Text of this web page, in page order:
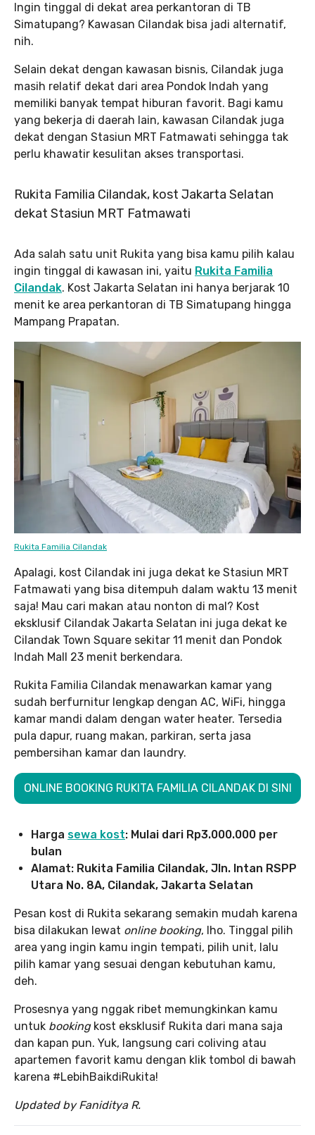
Ingin tinggal di dekat area perkantoran di TB
Simatupang? Kawasan Cilandak bisa jadi alternatif,
nih.
Selain dekat dengan kawasan bisnis, Cilandak juga
masih relatif dekat dari area Pondok Indah yang
memiliki banyak tempat hiburan favorit. Bagi kamu
yang bekerja di daerah lain, kawasan Cilandak juga
dekat dengan Stasiun MRT Fatmawati sehingga tak
perlu khawatir kesulitan akses transportasi.
Rukita Familia Cilandak, kost Jakarta Selatan
dekat Stasiun MRT Fatmawati
Ada salah satu unit Rukita yang bisa kamu pilih kalau
ingin tinggal di kawasan ini, yaitu Rukita Familia
Cilandak. Kost Jakarta Selatan ini hanya berjarak 10
menit ke area perkantoran di TB Simatupang hingga
Mampang Prapatan.
Rukita Familia Cilandak
Apalagi, kost Cilandak ini juga dekat ke Stasiun MRT
Fatmawati yang bisa ditempuh dalam waktu 13 menit
saja! Mau cari makan atau nonton di mal? Kost
eksklusif Cilandak Jakarta Selatan ini juga dekat ke
Cilandak Town Square sekitar 11 menit dan Pondok
Indah Mall 23 menit berkendara.
Rukita Familia Cilandak menawarkan kamar yang
sudah berfurnitur lengkap dengan AC, WiFi, hingga
kamar mandi dalam dengan water heater. Tersedia
pula dapur, ruang makan, parkiran, serta jasa
pembersihan kamar dan laundry.
ONLINE BOOKING RUKITA FAMILIA CILANDAK DI SINI
Harga sewa kost: Mulai dari Rp3.000.000 per
bulan
Alamat: Rukita Familia Cilandak, Jln. Intan RSPP
Utara No. 8A, Cilandak, Jakarta Selatan
Pesan kost di Rukita sekarang semakin mudah karena
bisa dilakukan lewat online booking, lho. Tinggal pilih
area yang ingin kamu ingin tempati, pilih unit, lalu
pilih kamar yang sesuai dengan kebutuhan kamu,
deh.
Prosesnya yang nggak ribet memungkinkan kamu
untuk bookingkost eksklusif Rukita dari mana saja
dan kapan pun. Yuk, langsung cari coliving atau
apartemen favorit kamu dengan klik tombol di bawah
karena #LebihBaikdiRukita!
Updated by Faniditya R.